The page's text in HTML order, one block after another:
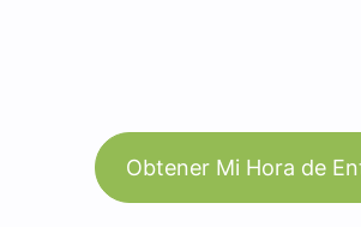
Obtener Mi Hora de